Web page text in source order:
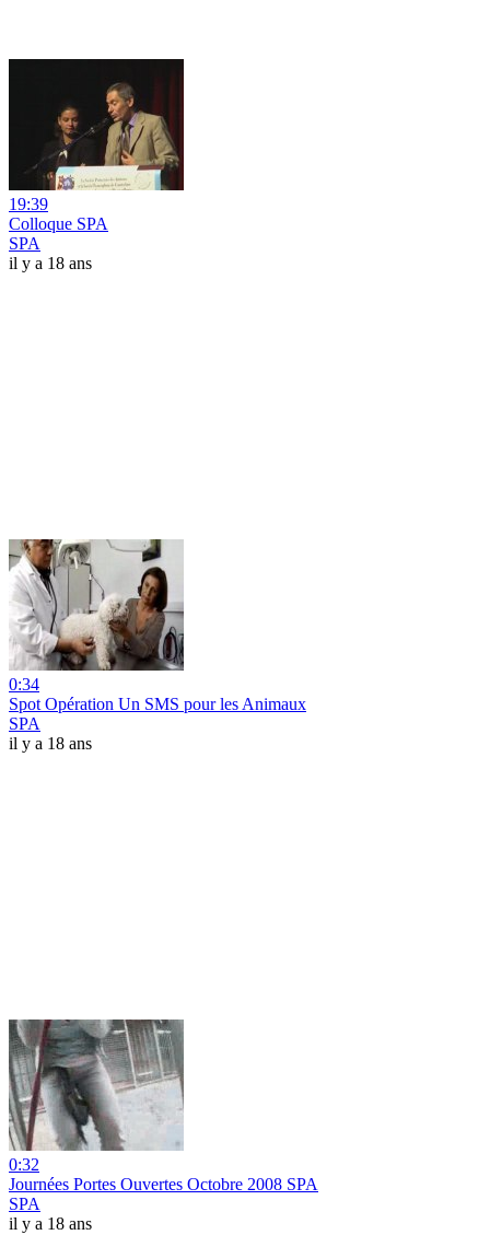
19:39
Colloque SPA
SPA
il y a 18 ans
0:34
Spot Opération Un SMS pour les Animaux
SPA
il y a 18 ans
0:32
Journées Portes Ouvertes Octobre 2008 SPA
SPA
il y a 18 ans